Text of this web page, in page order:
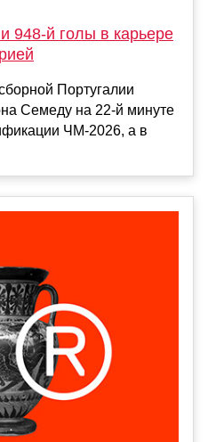
948-й голы в карьере
Португалии
Семеду на 22-й минуте
ЧМ-2026, а в